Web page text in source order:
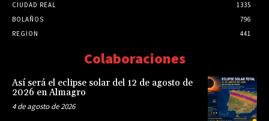
CIUDAD REAL
1335
BOLAÑOS
796
REGION
441
Colaboraciones
Así será el eclipse solar del 12 de agosto de
2026 en Almagro
4 de agosto de 2026